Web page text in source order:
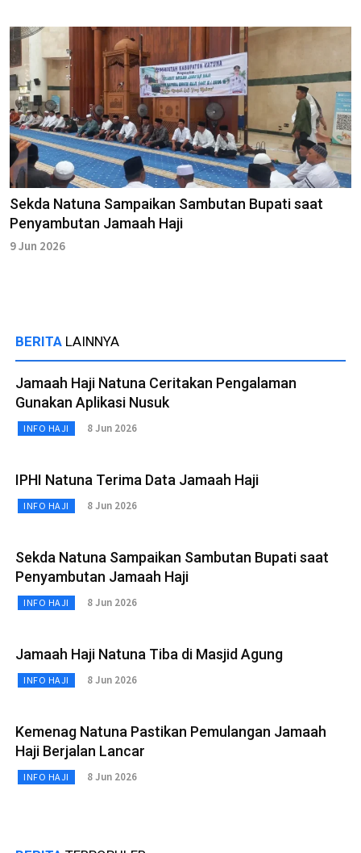
Sekda Natuna Sampaikan Sambutan Bupati saat
Penyambutan Jamaah Haji
9 Jun 2026
BERITA LAINNYA
Jamaah Haji Natuna Ceritakan Pengalaman
Gunakan Aplikasi Nusuk
INFO HAJI 8 Jun 2026
IPHI Natuna Terima Data Jamaah Haji
INFO HAJI 8 Jun 2026
Sekda Natuna Sampaikan Sambutan Bupati saat
Penyambutan Jamaah Haji
INFO HAJI 8 Jun 2026
Jamaah Haji Natuna Tiba di Masjid Agung
INFO HAJI 8 Jun 2026
Kemenag Natuna Pastikan Pemulangan Jamaah
Haji Berjalan Lancar
INFO HAJI 8 Jun 2026